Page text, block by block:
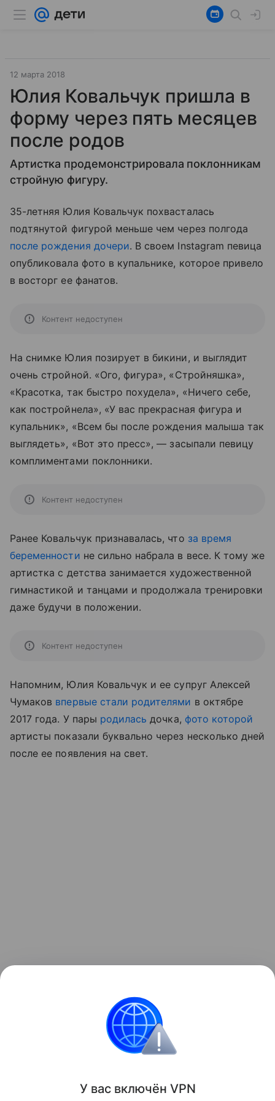
12 марта 2018
Юлия Ковальчук пришла в
форму через пять месяцев
после родов
Артистка продемонстрировала поклонникам
стройную фигуру.
35-летняя Юлия Ковальчук похвасталась
подтянутой фигурой меньше чем через полгода
после рождения дочери. В своем Instagram певица
опубликовала фото в купальнике, которое привело
в восторг ее фанатов.
Контент недоступен
На снимке Юлия позирует в бикини, и выглядит
очень стройной. «Ого, фигура», «Стройняшка»,
«Красотка, так быстро похудела», «Ничего себе,
как постройнела», «У вас прекрасная фигура и
купальник», «Всем бы после рождения малыша так
выглядеть», «Вот это пресс», — засыпали певицу
комплиментами поклонники.
Контент недоступен
Ранее Ковальчук признавалась, что за время
беременности не сильно набрала в весе. К тому же
артистка с детства занимается художественной
гимнастикой и танцами и продолжала тренировки
даже будучи в положении.
Контент недоступен
Напомним, Юлия Ковальчук и ее супруг Алексей
Чумаков впервые стали родителями в октябре
2017 года. У пары родилась дочка, фото которой
артисты показали буквально через несколько дней
после ее появления на свет.
Юлия Савичева рассказала, как
пришла в форму после родов.
У вас включён VPN